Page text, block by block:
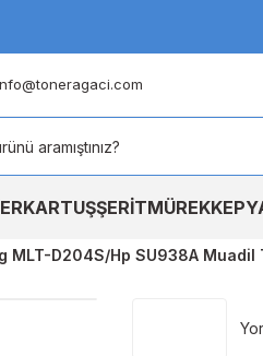
KARTUŞŞERİTMÜREKKEP
MLT-D204S/Hp SU938A Muadil